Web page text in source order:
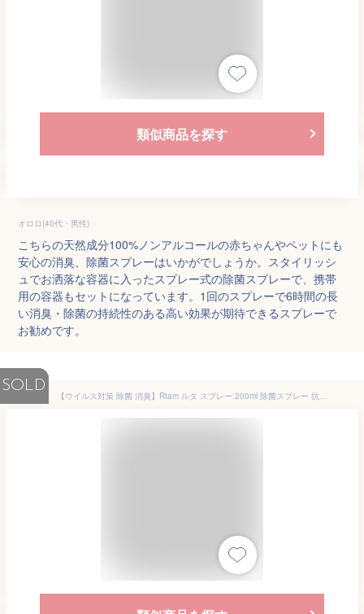
類似商品を探す
オロロ(40代・男性)
こちらの天然成分100%ノンアルコールの赤ちゃんやペットにも
安心の消臭、除菌スプレーはいかがでしょうか。スタイリッシ
ュでお洒落な容器に入ったスプレー式の除菌スプレーで、携帯
用の容器もセットになっています。1回のスプレーで6時間の長
い消臭・除菌の持続性のある高い効果が期待できるスプレーで
お勧めです。
SOLD
【ウイルス対策 除菌 消臭】Rtam ルタ スプレー 200ml 除菌スプレー 抗菌 水なし 銀イオン 化学物質ゼロ 赤ちゃん ペット 口に入れても無害 顔 防カビ 安心 安全 噴射 電気分解 おしゃれ 特許取得